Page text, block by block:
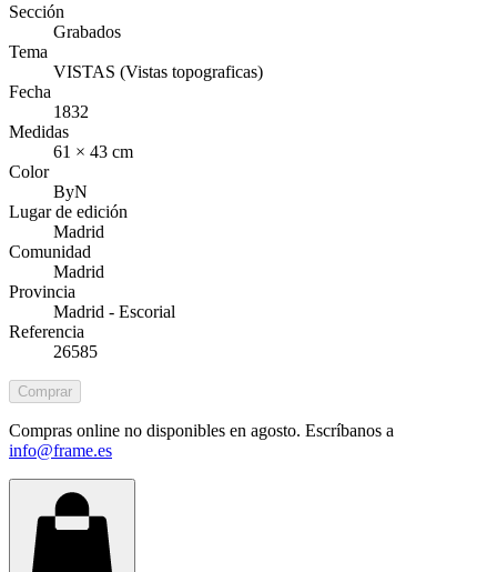
Sección
Grabados
Tema
VISTAS (Vistas topograficas)
Fecha
1832
Medidas
61 × 43 cm
Color
ByN
Lugar de edición
Madrid
Comunidad
Madrid
Provincia
Madrid - Escorial
Referencia
26585
Comprar
Compras online no disponibles en agosto. Escríbanos a
info@frame.es